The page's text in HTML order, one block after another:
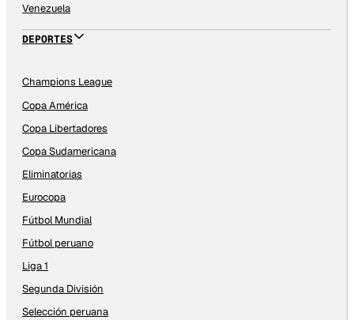
Venezuela
DEPORTES
Champions League
Copa América
Copa Libertadores
Copa Sudamericana
Eliminatorias
Eurocopa
Fútbol Mundial
Fútbol peruano
Liga 1
Segunda División
Selección peruana